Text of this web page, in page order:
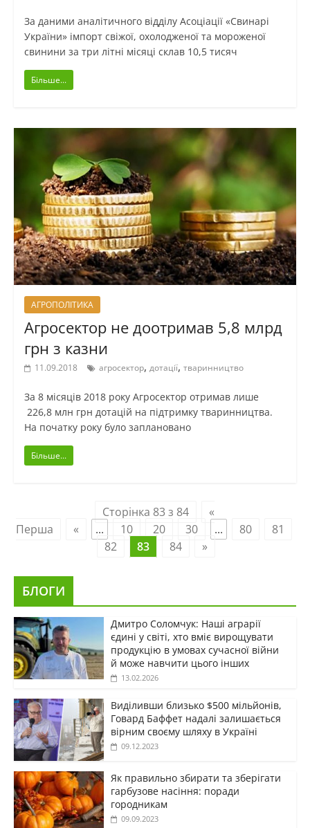
За даними аналітичного відділу Асоціації «Свинарі
України» імпорт свіжої, охолодженої та мороженої
свинини за три літні місяці склав 10,5 тисяч
Більше...
АГРОПОЛІТИКА
Агросектор не доотримав 5,8 млрд
грн з казни
11.09.2018 агросектор, дотації, тваринництво
За 8 місяців 2018 року Агросектор отримав лише
226,8 млн грн дотацій на підтримку тваринництва.
На початку року було заплановано
Більше...
Сторінка 83 з 84
«
Перша
« ... 10 20 30 ... 80
81
82
83 84 »
БЛОГИ
Дмитро Соломчук: Наші аграрії
єдині у світі, хто вміє вирощувати
продукцію в умовах сучасної війни
й може навчити цього інших
13.02.2026
Виділивши близько $500 мільйонів,
Говард Баффет надалі залишається
вірним своєму шляху в Україні
09.12.2023
Як правильно збирати та зберігати
гарбузове насіння: поради
городникам
09.09.2023